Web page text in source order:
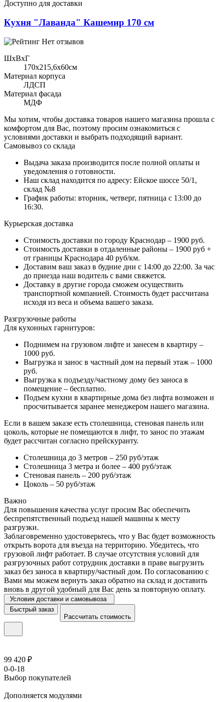
Доступно для доставки
Кухня "Лаванда" Кашемир 170 см
Нет отзывов
ШхВхГ
170x215,6х60см
Материал корпуса
ЛДСП
Материал фасада
МДФ
Мы хотим, чтобы доставка товаров нашего магазина прошла с
комфортом для Вас, поэтому просим ознакомиться с
условиями доставки и выбрать подходящий вариант.
Самовывоз со склада
Выдача заказа производится после полной оплаты и
уведомления о готовности.
Наш склад находится по адресу: Ейское шоссе 50/1,
склад №8
График работы: вторник, четверг, пятница с 13:00 до
16:30.
Курьерская доставка
Стоимость доставки по городу Краснодар – 1900 руб.
Стоимость доставки в отдаленные районы – 1900 руб +
от границы Краснодара 40 руб/км.
Доставим ваш заказ в будние дни с 14:00 до 22:00. За час
до приезда наш водитель с вами свяжется.
Доставку в другие города сможем осуществить
транспортной компанией. Стоимость будет рассчитана
исходя из веса и объема вашего заказа.
Разгрузочные работы
Для кухонных гарнитуров:
Поднимем на грузовом лифте и занесем в квартиру –
1000 руб.
Выгрузка и занос в частный дом на первый этаж – 1000
руб.
Выгрузка к подъезду/частному дому без заноса в
помещение – бесплатно.
Подъем кухни в квартирные дома без лифта возможен и
просчитывается заранее менеджером нашего магазина.
Если в вашем заказе есть столешница, стеновая панель или
цоколь, которые не помещаются в лифт, то занос по этажам
будет рассчитан согласно прейскуранту.
Столешница до 3 метров – 250 руб/этаж
Столешница 3 метра и более – 400 руб/этаж
Стеновая панель – 200 руб/этаж
Цоколь – 50 руб/этаж
Важно
Для повышения качества услуг просим Вас обеспечить
беспрепятственный подъезд нашей машины к месту
разгрузки.
Заблаговременно удостоверьтесь, что у Вас будет возможность
открыть ворота для въезда на территорию. Убедитесь, что
грузовой лифт работает. В случае отсутствия условий для
разгрузочных работ сотрудник доставки в праве выгрузить
заказ без заноса в квартиру/частный дом. По согласованию с
Вами мы можем вернуть заказ обратно на склад и доставить
вновь в другой удобный для Вас день за повторную оплату.
Условия доставки и самовывоза
Быстрый заказ
Рассчитать стоимость
99 420 ₽
0-0-18
Выбор покупателей
Дополняется модулями